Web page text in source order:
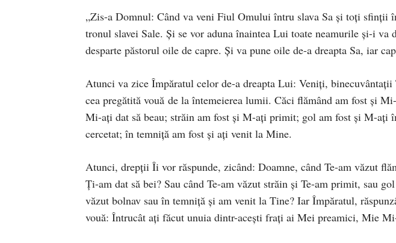
„Zis-a Domnul: Când va veni Fiul Omului întru slava Sa și toți sfinții
tronul slavei Sale. Și se vor aduna înaintea Lui toate neamurile și-i va
desparte păstorul oile de capre. Și va pune oile de-a dreapta Sa, iar
Atunci va zice Împăratul celor de-a dreapta Lui: Veniți,
cea pregătită vouă de la întemeierea lumii. Căci flămând am fost și
Mi-ați dat să beau; străin am fost și M-ați primit; gol am fost și M-ați
cercetat; în temniță am fost și ați venit la Mine.
Atunci, drepții Îi vor răspunde, zicând: Doamne, când Te-am văzut
Ți-am dat să bei? Sau când Te-am văzut străin și Te-am primit, sau
văzut bolnav sau în temniță și am venit la Tine? Iar Împăratul,
vouă: Întrucât ați făcut unuia dintr-acești frați ai Mei preamici, Mie